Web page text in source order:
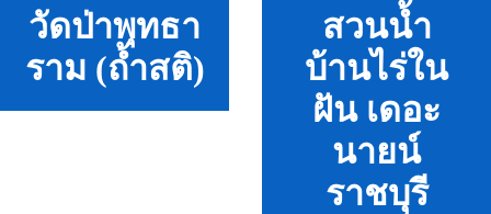
วัดป่าพุทธา
ราม (ถ้ำสติ)
สวนน้ำ
บ้านไร่ใน
ฝัน เดอะ
นายน์
ราชบุรี